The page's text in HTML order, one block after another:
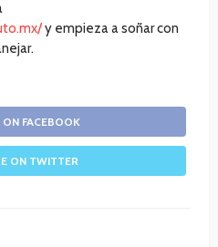
y empieza a soñar con
ON FACEBOOK
ON TWITTER